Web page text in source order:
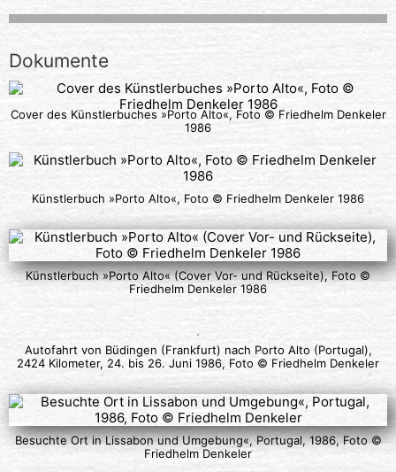
Dokumente
Cover des Künstlerbuches »Porto Alto«, Foto © Friedhelm Denkeler
1986
Künstlerbuch »Porto Alto«, Foto © Friedhelm Denkeler 1986
Künstlerbuch »Porto Alto« (Cover Vor- und Rückseite), Foto ©
Friedhelm Denkeler 1986
Autofahrt von Büdingen (Frankfurt) nach Porto Alto (Portugal),
2424 Kilometer, 24. bis 26. Juni 1986, Foto © Friedhelm Denkeler
Besuchte Ort in Lissabon und Umgebung«, Portugal, 1986, Foto ©
Friedhelm Denkeler